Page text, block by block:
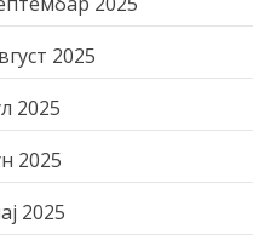
2025
2025
2025
2025